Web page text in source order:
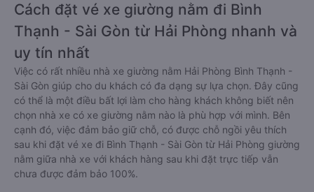
Cách đặt vé xe giường nằm đi Bình
Thạnh - Sài Gòn từ Hải Phòng nhanh và
uy tín nhất
Việc có rất nhiều nhà xe giường nằm Hải Phòng Bình Thạnh -
Sài Gòn giúp cho du khách có đa dạng sự lựa chọn. Đây cũng
có thể là một điều bất lợi làm cho hàng khách không biết nên
chọn nhà xe có xe giường nằm nào là phù hợp với mình. Bên
cạnh đó, việc đảm bảo giữ chỗ, có được chỗ ngồi yêu thích
sau khi đặt vé xe đi Bình Thạnh - Sài Gòn từ Hải Phòng giường
nằm giữa nhà xe với khách hàng sau khi đặt trực tiếp vẫn
chưa được đảm bảo 100%.